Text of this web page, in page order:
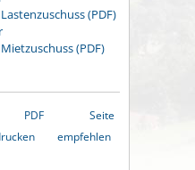
(PDF)
(PDF)
PDF
Seite
empfehlen